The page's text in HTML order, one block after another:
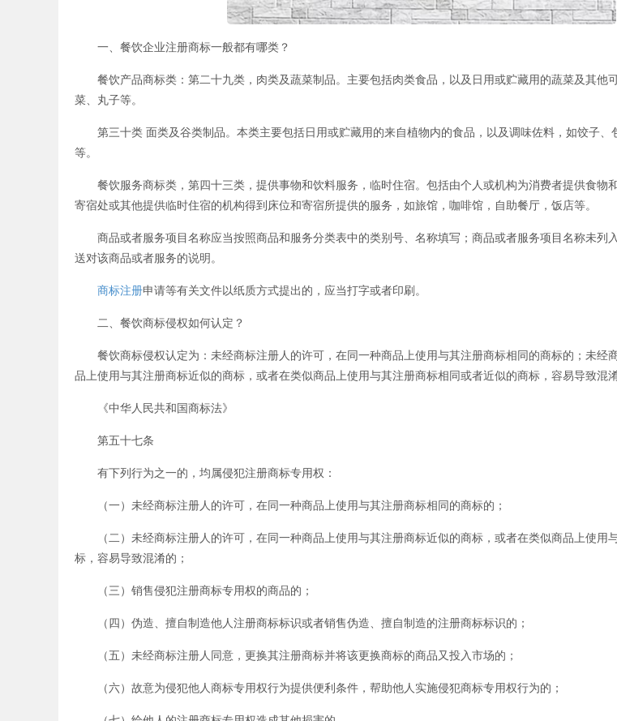
一、餐饮企业注册商标一般都有哪类？
餐饮产品商标类：第二十九类，肉类及蔬菜制品。主要包括肉类食品，以及日用或贮藏用的蔬菜及其他
菜、丸子等。
第三十类 面类及谷类制品。本类主要包括日用或贮藏用的来自植物内的食品，以及调味佐料，如饺子、
等。
餐饮服务商标类，第四十三类，提供事物和饮料服务，临时住宿。包括由个人或机构为消费者提供食物和
寄宿处或其他提供临时住宿的机构得到床位和寄宿所提供的服务，如旅馆，咖啡馆，自助餐厅，饭店等。
商品或者服务项目名称应当按照商品和服务分类表中的类别号、名称填写；商品或者服务项目名称未列
送对该商品或者服务的说明。
商标注册申请等有关文件以纸质方式提出的，应当打字或者印刷。
二、餐饮商标侵权如何认定？
餐饮商标侵权认定为：未经商标注册人的许可，在同一种商品上使用与其注册商标相同的商标的；未经
品上使用与其注册商标近似的商标，或者在类似商品上使用与其注册商标相同或者近似的商标，容易导致混
《中华人民共和国商标法》
第五十七条
有下列行为之一的，均属侵犯注册商标专用权：
（一）未经商标注册人的许可，在同一种商品上使用与其注册商标相同的商标的；
（二）未经商标注册人的许可，在同一种商品上使用与其注册商标近似的商标，或者在类似商品上使用
标，容易导致混淆的；
（三）销售侵犯注册商标专用权的商品的；
（四）伪造、擅自制造他人注册商标标识或者销售伪造、擅自制造的注册商标标识的；
（五）未经商标注册人同意，更换其注册商标并将该更换商标的商品又投入市场的；
（六）故意为侵犯他人商标专用权行为提供便利条件，帮助他人实施侵犯商标专用权行为的；